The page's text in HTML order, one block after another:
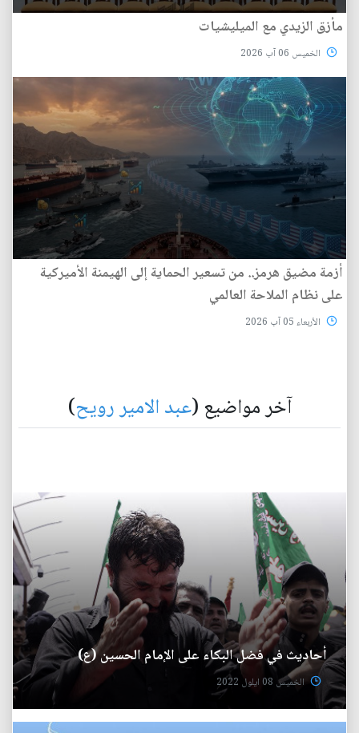
مأزق الزيدي مع الميليشيات
الخميس 06 آب 2026
أزمة مضيق هرمز.. من تسعير الحماية إلى الهيمنة الأميركية
على نظام الملاحة العالمي
الأربعاء 05 آب 2026
آخر مواضيع (عبد الامير رويح)
أحاديث في فضل البكاء على الإمام الحسين (ع)
الخميس 08 ايلول 2022